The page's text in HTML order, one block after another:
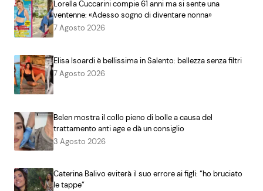
Lorella Cuccarini compie 61 anni ma si sente una
ventenne: «Adesso sogno di diventare nonna»
7 Agosto 2026
Elisa Isoardi è bellissima in Salento: bellezza senza filtri
7 Agosto 2026
Belen mostra il collo pieno di bolle a causa del
trattamento anti age e dà un consiglio
3 Agosto 2026
Caterina Balivo eviterà il suo errore ai figli: “ho bruciato
le tappe”